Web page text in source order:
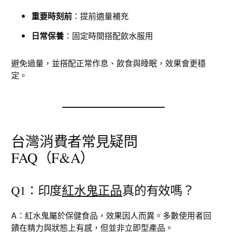
重要時刻前 ：提前適量補充
日常保養 ：固定時間搭配飲水服用
避免過量，並搭配正常作息、飲食與睡眠，效果會更穩
定。
台灣消費者常見疑問
FAQ（F&A）
Q1：印度紅水鬼正品真的有效嗎？
A：紅水鬼屬於保健食品，效果因人而異。多數使用者回
饋在精力與狀態上有感，但並非立即型產品。